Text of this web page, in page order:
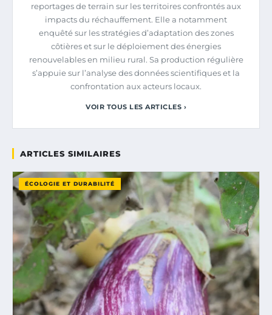
reportages de terrain sur les territoires confrontés aux
impacts du réchauffement. Elle a notamment
enquêté sur les stratégies d’adaptation des zones
côtières et sur le déploiement des énergies
renouvelables en milieu rural. Sa production régulière
s’appuie sur l’analyse des données scientifiques et la
confrontation aux acteurs locaux.
VOIR TOUS LES ARTICLES ›
ARTICLES SIMILAIRES
ÉCOLOGIE ET DURABILITÉ